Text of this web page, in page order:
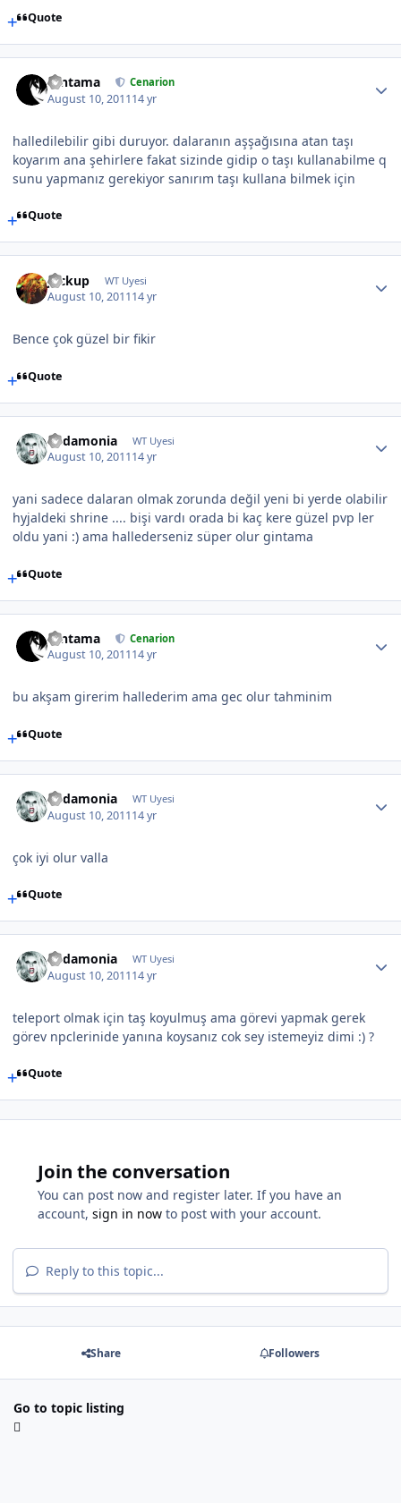
Quote
Gintama Cenarion
August 10, 201114 yr
halledilebilir gibi duruyor. dalaranın aşşağısına atan taşı
koyarım ana şehirlere fakat sizinde gidip o taşı kullanabilme q
sunu yapmanız gerekiyor sanırım taşı kullana bilmek için
Quote
Jackup WT Uyesi
August 10, 201114 yr
Bence çok güzel bir fikir
Quote
Eudamonia WT Uyesi
August 10, 201114 yr
yani sadece dalaran olmak zorunda değil yeni bi yerde olabilir
hyjaldeki shrine .... bişi vardı orada bi kaç kere güzel pvp ler
oldu yani :) ama hallederseniz süper olur gintama
Quote
Gintama Cenarion
August 10, 201114 yr
bu akşam girerim hallederim ama gec olur tahminim
Quote
Eudamonia WT Uyesi
August 10, 201114 yr
çok iyi olur valla
Quote
Eudamonia WT Uyesi
August 10, 201114 yr
teleport olmak için taş koyulmuş ama görevi yapmak gerek
görev npclerinide yanına koysanız cok sey istemeyiz dimi :) ?
Quote
Join the conversation
You can post now and register later. If you have an
account, sign in now to post with your account.
Reply to this topic...
Share Followers
Go to topic listing